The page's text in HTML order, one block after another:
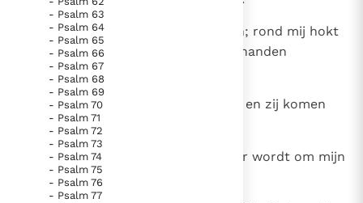
- Psalm 63
- Psalm 64
- Psalm 65
- Psalm 66
- Psalm 67
- Psalm 68
- Psalm 69
- Psalm 70
- Psalm 71
- Psalm 72
- Psalm 73
- Psalm 74
- Psalm 75
- Psalm 76
- Psalm 77
Een troep honden is om mij heen; rond mij hokt
de wreedaardige bende die mijn handen
doorstak en mijn voeten.
Al mijn beenderen kan ik tellen - en zij komen
mij zien, mij bekijken,
zij verdelen samen mijn kleren: er wordt om mijn
mantel geloot.